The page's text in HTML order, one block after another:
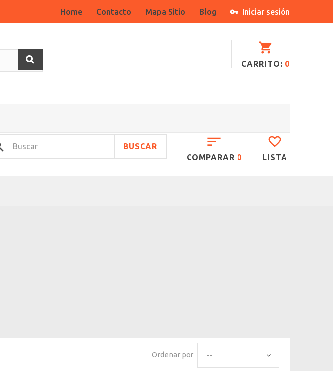
Iniciar sesión
Home Contacto Mapa Sitio Blog
CARRITO: 0
COMPARAR 0 LISTA
BUSCAR
Ordenar por --